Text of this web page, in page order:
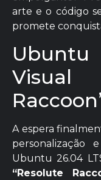
arte e o código
promete
Visual
A espera
personalização
Ubuntu 26.04
“Resolute